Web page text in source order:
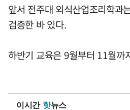
앞서 전주대 외식산업조리학과
검증한 바 있다.
하반기 교육은 9월부터 11월까
이시간 핫뉴스